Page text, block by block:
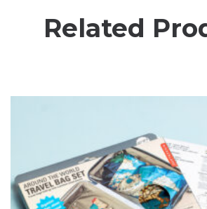
Related